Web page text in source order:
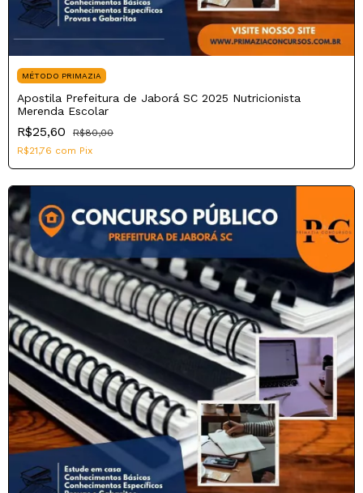
MÉTODO PRIMAZIA
Apostila Prefeitura de Jaborá SC 2025 Nutricionista
Merenda Escolar
R$25,60
R$80,00
R$21,76 com Pix